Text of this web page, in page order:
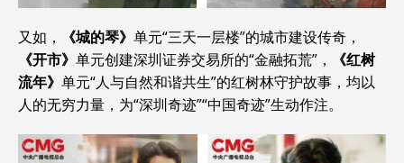
又如， 《城的琴》 单元“三天一层楼”的城市建设传奇，
《开市》 单元创建深圳证券交易所的“金融拓荒”，
《红树
流年》 单元“人与自然和谐共生”的红树林守护故事，均以
人的无穷力量，为“深圳奇迹”“中国奇迹”生动作注。